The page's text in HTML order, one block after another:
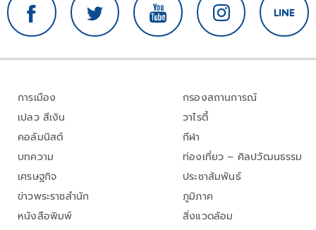
การเมือง
เปลว สีเงิน
คอลัมนิสต์
บทความ
เศรษฐกิจ
ข่าวพระราชสำนัก
หนังสือพิมพ์
กรองสถานการณ์
วาไรตี้
กีฬา
ท่องเที่ยว – ศิลปวัฒนธรรม
ประชาสัมพันธ์
ภูมิภาค
สิ่งแวดล้อม